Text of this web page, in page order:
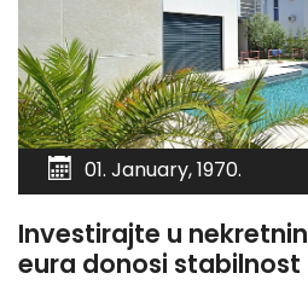
01. January, 1970.
Investirajte u
eura donosi stabilnost